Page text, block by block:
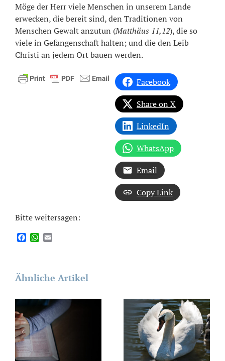
Möge der Herr viele Menschen in unserem Lande
erwecken, die bereit sind, den Traditionen von
Menschen Gewalt anzutun (Matthäus 11,12), die so
viele in Gefangenschaft halten; und die den Leib
Christi an jedem Ort bauen werden.
Facebook
Share on X
LinkedIn
WhatsApp
Email
Copy Link
Bitte weitersagen:
FacebookWhatsApp
Ähnliche Artikel